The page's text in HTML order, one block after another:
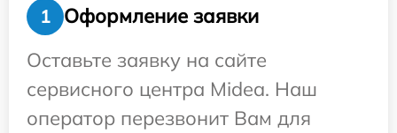
1
Оформление заявки
Оставьте заявку на сайте
сервисного центра Midea. Наш
оператор перезвонит Вам для